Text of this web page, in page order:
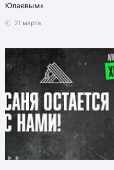
Юлаевым»
21 марта